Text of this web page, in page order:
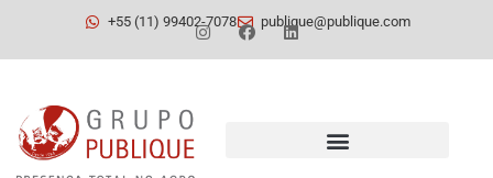
+55 (11) 99402-7078 publique@publique.com